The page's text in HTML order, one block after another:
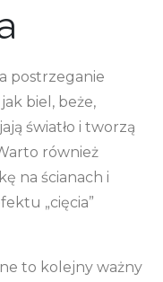
postrzeganie
biel, beże,
światło i tworzą
również
na ścianach i
„cięcia”
to kolejny ważny